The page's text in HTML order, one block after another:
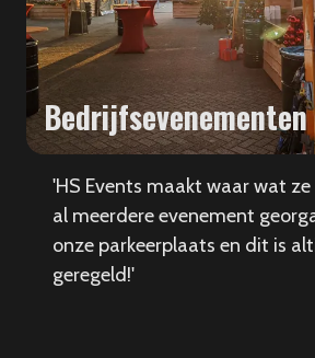
Bedrijfsevenementen
'HS Events maakt waar wat ze
al meerdere evenement
onze parkeerplaats en dit is
geregeld!'